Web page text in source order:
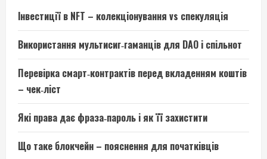
Інвестиції в NFT – колекціонування vs спекуляція
Використання мультисиг‑гаманців для DAO і спільнот
Перевірка смарт‑контрактів перед вкладенням коштів
– чек‑ліст
Які права дає фраза‑пароль і як її захистити
Що таке блокчейн – пояснення для початківців